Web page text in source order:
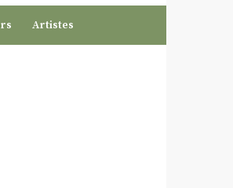
Artistes